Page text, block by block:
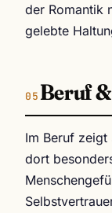
der Romantik
gelebte
Beruf
Im Beruf
dort